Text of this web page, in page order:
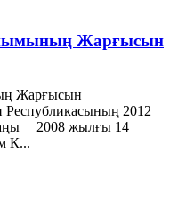
Жарғысын
Жарғысын
Республикасының 2012
2008 жылғы 14
К...